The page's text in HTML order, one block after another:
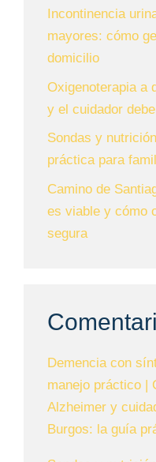
Incontinencia
mayores: cómo
domicilio
Oxigenoterapia a
y el cuidador
Sondas y
práctica para
Camino de
es viable y cómo
segura
Demencia con
manejo práctico |
Alzheimer y
Burgos: la guía